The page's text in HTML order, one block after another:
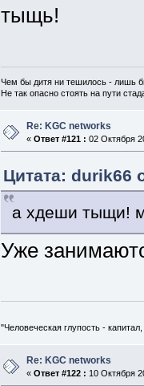
тыщь!
Чем бы дитя ни тешилось - лишь
Не так опасно стоять на пути
Re: KGC networks
« Ответ #121 : 02 Октября
Цитата: durik66
а хдеши тыщи!
Уже
"Человеческая глупость -
Re: KGC networks
« Ответ #122 : 10 Октября